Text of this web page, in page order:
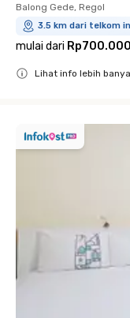
Balong Gede, Regol
3.5 km dari telkom
mulai dari Rp700.000
Lihat info lebih